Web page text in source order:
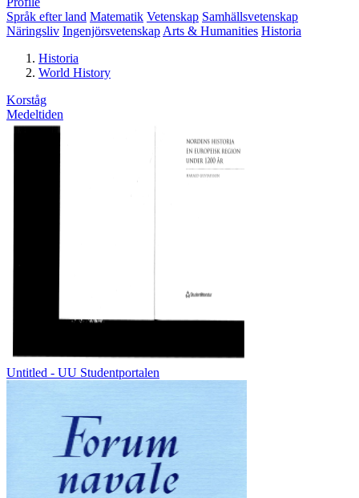
Språk efter land Matematik Vetenskap Samhällsvetenskap
Näringsliv Ingenjörsvetenskap Arts & Humanities Historia
Historia
World History
Korståg
Medeltiden
Untitled - UU Studentportalen